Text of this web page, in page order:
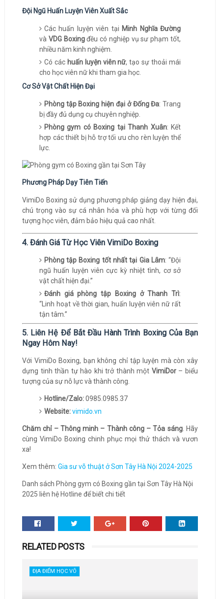
Đội Ngũ Huấn Luyện Viên Xuất Sắc
Các huấn luyện viên tại Minh Nghĩa Đường
và VDG Boxingđều có nghiệp vụ sư phạm tốt,
nhiều năm kinh nghiệm.
Có các huấn luyện viên nữ, tạo sự thoải mái
cho học viên nữ khi tham gia học.
Cơ Sở Vật Chất Hiện Đại
Phòng tập Boxing hiện đại ở Đống Đa: Trang
bị đầy đủ dụng cụ chuyên nghiệp.
Phòng gym có Boxing tại Thanh Xuân: Kết
hợp các thiết bị hỗ trợ tối ưu cho rèn luyện thể
lực.
Phương Pháp Dạy Tiên Tiến
VimiDo Boxing sử dụng phương pháp giảng dạy hiện đại,
chú trọng vào sự cá nhân hóa và phù hợp với từng đối
tượng học viên, đảm bảo hiệu quả cao nhất.
4. Đánh Giá Từ Học Viên VimiDo Boxing
Phòng tập Boxing tốt nhất tại Gia Lâm: “Đội
ngũ huấn luyện viên cực kỳ nhiệt tình, cơ sở
vật chất hiện đại.”
Đánh giá phòng tập Boxing ở Thanh Trì:
“Linh hoạt về thời gian, huấn luyện viên nữ rất
tận tâm.”
5. Liên Hệ Để Bắt Đầu Hành Trình Boxing Của Bạn
Ngay Hôm Nay!
Với VimiDo Boxing, bạn không chỉ tập luyện mà còn xây
dựng tinh thần tự hào khi trở thành một VimiDor– biểu
tượng của sự nỗ lực và thành công.
Hotline/Zalo:0985.0985.37
Website:vimido.vn
Chăm chỉ – Thông minh – Thành công – Tỏa sáng. Hãy
cùng VimiDo Boxing chinh phục mọi thử thách và vươn
xa!
Xem thêm: Gia sư võ thuật ở Sơn Tây Hà Nội 2024-2025
Danh sách Phòng gym có Boxing gần tại Sơn Tây Hà Nội
2025 liên hệ Hotline để biết chi tiết
RELATED POSTS
ĐỊA ĐIỂM HỌC VÕ